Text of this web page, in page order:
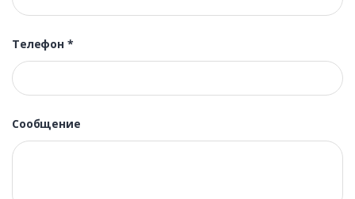
Телефон *
Сообщение